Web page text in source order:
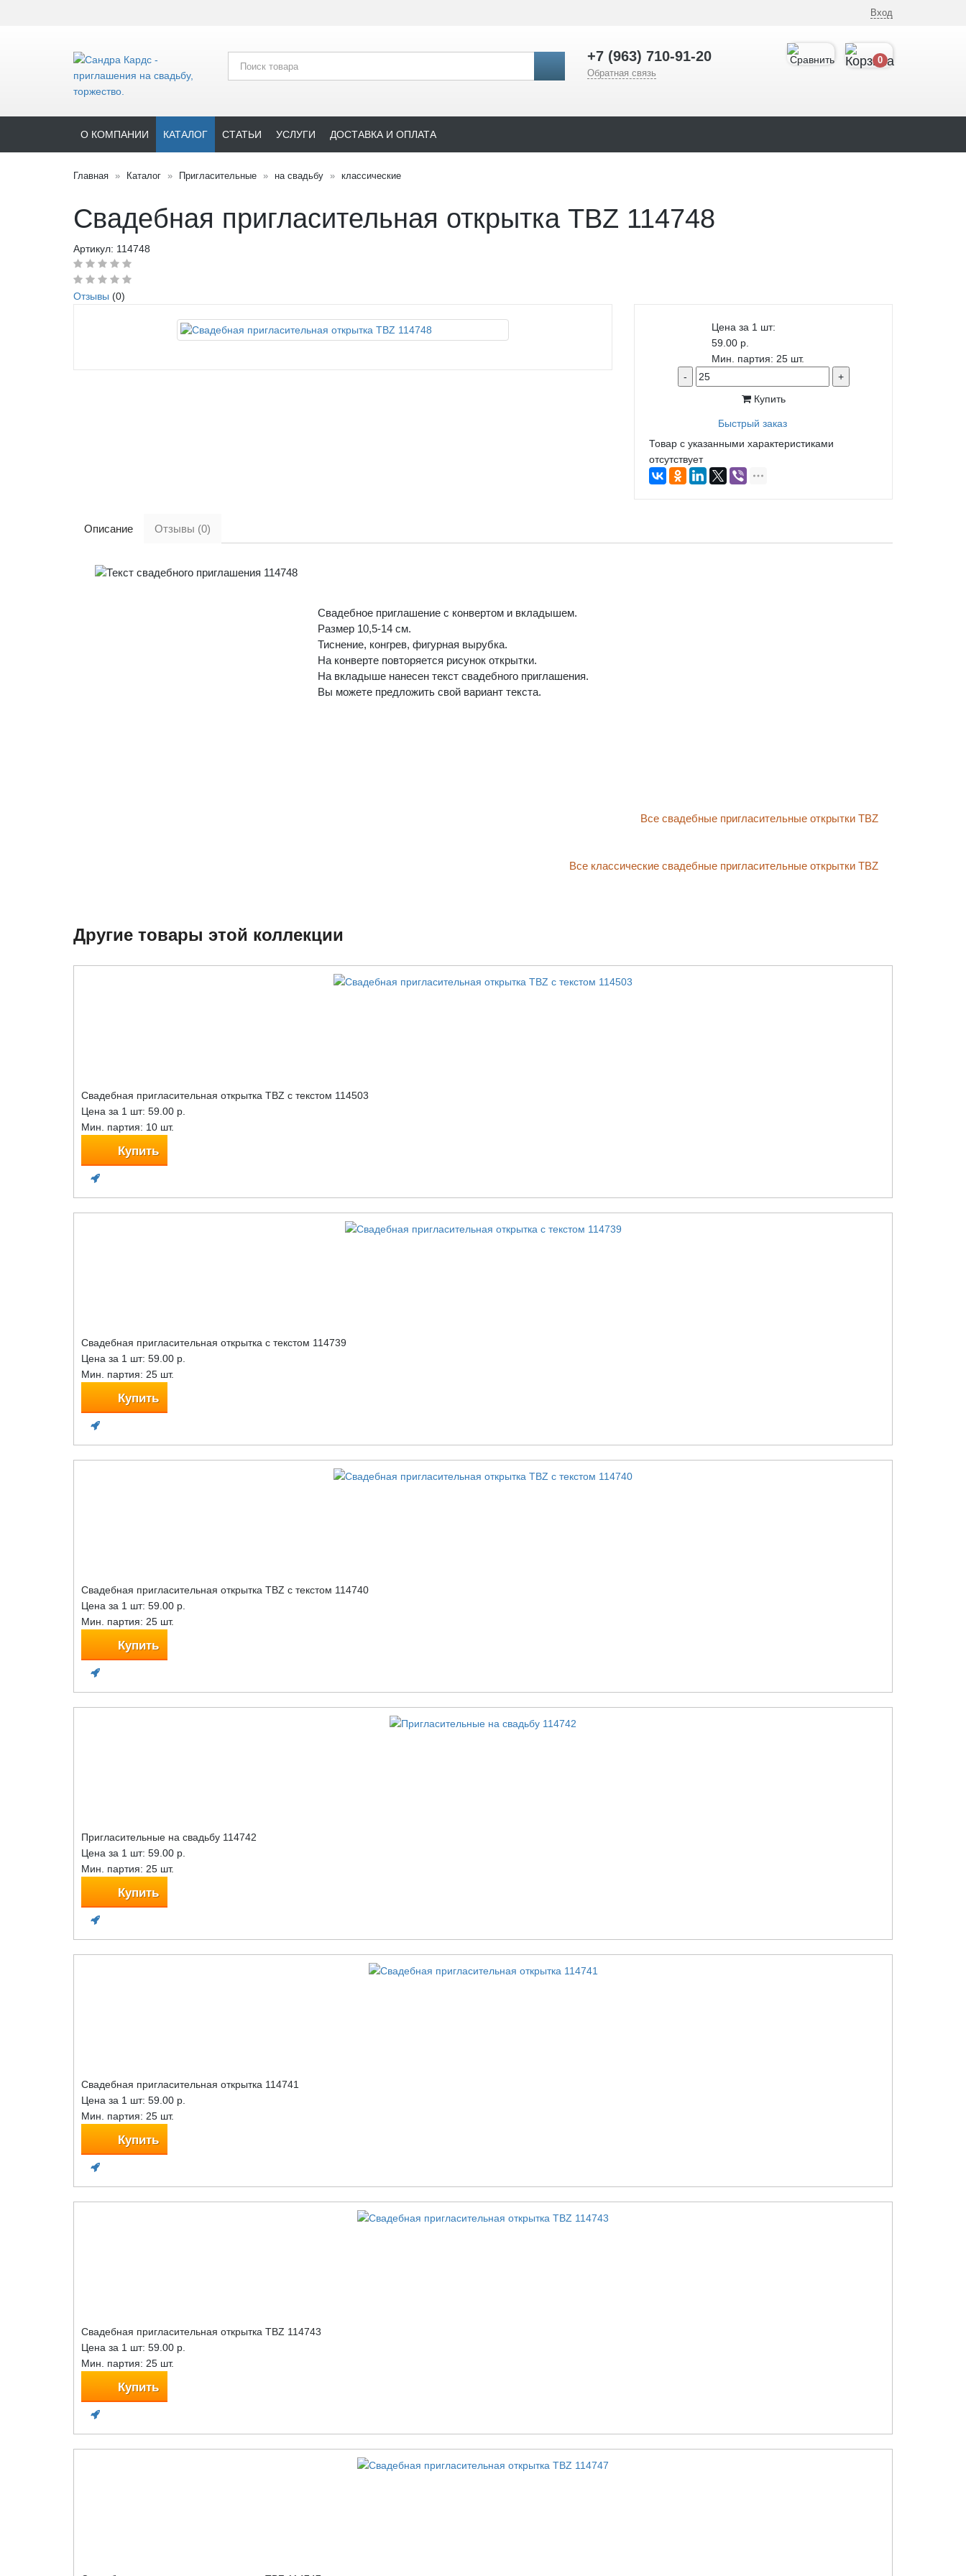
Вход
+7 (963) 710-91-20
Обратная связь
0
О КОМПАНИИ КАТАЛОГ СТАТЬИ УСЛУГИ ДОСТАВКА И ОПЛАТА
Главная Каталог Пригласительные на свадьбу классические
Свадебная пригласительная открытка TBZ 114748
Артикул: 114748
Отзывы (0)
Цена за 1 шт:
59.00 р.
Мин. партия: 25 шт.
-
+
Купить
Быстрый заказ
Товар с указанными характеристиками
отсутствует
Описание Отзывы (0)
Свадебное приглашение с конвертом и вкладышем.
Размер 10,5-14 см.
Тиснение, конгрев, фигурная вырубка.
На конверте повторяется рисунок открытки.
На вкладыше нанесен текст свадебного приглашения.
Вы можете предложить свой вариант текста.
Все свадебные пригласительные открытки TBZ
Все классические свадебные пригласительные открытки TBZ
Другие товары этой коллекции
Свадебная пригласительная открытка TBZ с текстом 114503
Цена за 1 шт: 59.00 р.
Мин. партия: 10 шт.
Купить
Свадебная пригласительная открытка с текстом 114739
Цена за 1 шт: 59.00 р.
Мин. партия: 25 шт.
Купить
Свадебная пригласительная открытка TBZ с текстом 114740
Цена за 1 шт: 59.00 р.
Мин. партия: 25 шт.
Купить
Пригласительные на свадьбу 114742
Цена за 1 шт: 59.00 р.
Мин. партия: 25 шт.
Купить
Свадебная пригласительная открытка 114741
Цена за 1 шт: 59.00 р.
Мин. партия: 25 шт.
Купить
Свадебная пригласительная открытка TBZ 114743
Цена за 1 шт: 59.00 р.
Мин. партия: 25 шт.
Купить